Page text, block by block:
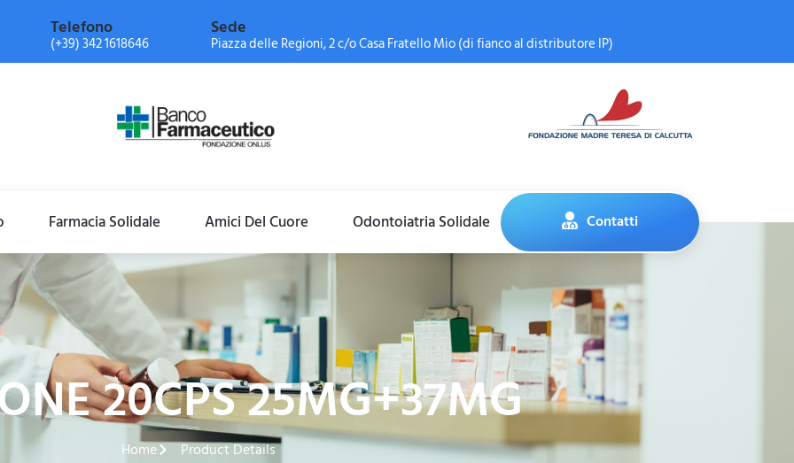
Telefono
(+39) 342 1618646
Sede
Piazza delle Regioni, 2 c/o Casa Fratello Mio (di fianco al distributore IP)
Farmacia Solidale Amici Del Cuore Odontoiatria Solidale Contatti
20CPS 25MG+37MG
Home Product Details